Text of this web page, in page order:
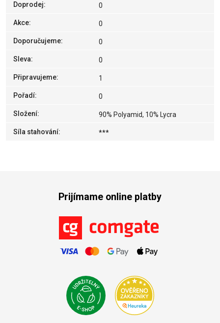
Doprodej: 0
Akce: 0
Doporučujeme: 0
Sleva: 0
Připravujeme: 1
Pořadí: 0
Složení: 90% Polyamid, 10% Lycra
Síla stahování: ***
Prijímame online platby